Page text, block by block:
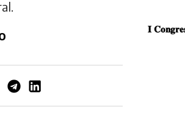
𝐈